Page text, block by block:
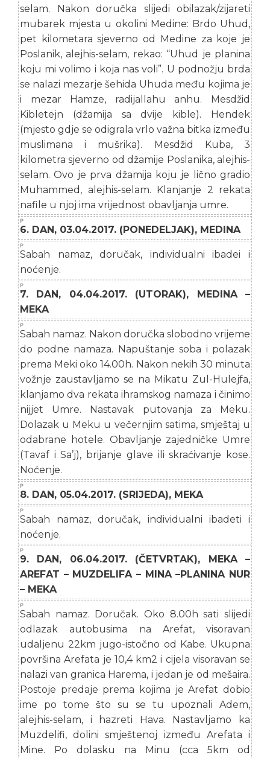
selam. Nakon doručka slijedi obilazak/zijareti
mubarek mjesta u okolini Medine: Brdo Uhud,
pet kilometara sjeverno od Medine za koje je
Poslanik, alejhis-selam, rekao: “Uhud je planina
koju mi volimo i koja nas voli”. U podnožju brda
se nalazi mezarje šehida Uhuda među kojima je
i mezar Hamze, radijallahu anhu. Mesdžid
Kibletejn (džamija sa dvije kible). Hendek
(mjesto gdje se odigrala vrlo važna bitka između
muslimana i mušrika). Mesdžid Kuba, 3
kilometra sjeverno od džamije Poslanika, alejhis-
selam. Ovo je prva džamija koju je lično gradio
Muhammed, alejhis-selam. Klanjanje 2 rekata
nafile u njoj ima vrijednost obavljanja umre.
6. DAN, 03.04.2017. (PONEDELJAK), MEDINA
Sabah namaz, doručak, individualni ibadei i
noćenje.
7. DAN, 04.04.2017. (UTORAK), MEDINA –
MEKA
Sabah namaz. Nakon doručka slobodno vrijeme
do podne namaza. Napuštanje soba i polazak
prema Meki oko 14.00h. Nakon nekih 30 minuta
vožnje zaustavljamo se na Mikatu Zul-Hulejfa,
klanjamo dva rekata ihramskog namaza i činimo
nijjet Umre. Nastavak putovanja za Meku.
Dolazak u Meku u večernjim satima, smještaj u
odabrane hotele. Obavljanje zajedničke Umre
(Tavaf i Sa’j), brijanje glave ili skraćivanje kose.
Noćenje.
8. DAN, 05.04.2017. (SRIJEDA), MEKA
Sabah namaz, doručak, individualni ibadeti i
noćenje.
9. DAN, 06.04.2017. (ČETVRTAK), MEKA –
AREFAT – MUZDELIFA – MINA –PLANINA NUR
– MEKA
Sabah namaz. Doručak. Oko 8.00h sati slijedi
odlazak autobusima na Arefat, visoravan
udaljenu 22km jugo-istočno od Kabe. Ukupna
površina Arefata je 10,4 km2 i cijela visoravan se
nalazi van granica Harema, i jedan je od mešaira.
Postoje predaje prema kojima je Arefat dobio
ime po tome što su se tu upoznali Adem,
alejhis-selam, i hazreti Hava. Nastavljamo ka
Muzdelifi, dolini smještenoj između Arefata i
Mine. Po dolasku na Minu (cca 5km od